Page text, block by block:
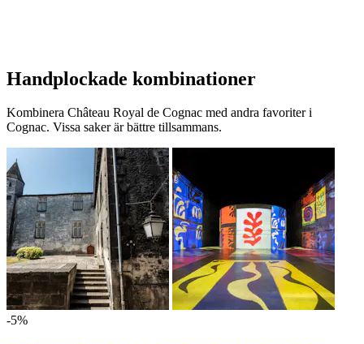
Handplockade kombinationer
Kombinera Château Royal de Cognac med andra favoriter i
Cognac. Vissa saker är bättre tillsammans.
-5%